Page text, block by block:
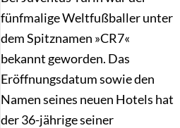
fünfmalige Weltfußballer unter
dem Spitznamen »CR7«
bekannt geworden. Das
Eröffnungsdatum sowie den
Namen seines neuen Hotels hat
der 36-jährige seiner